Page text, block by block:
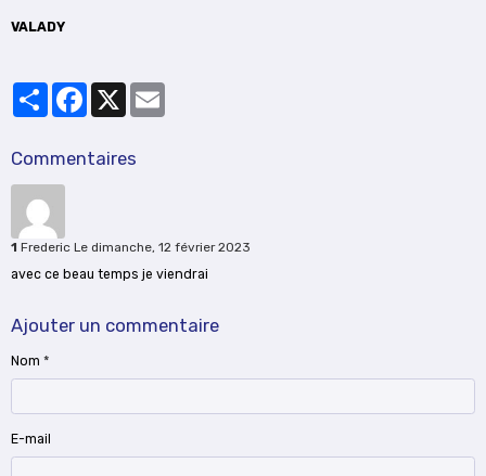
VALADY
PartagerFacebook
X
Commentaires
1 Frederic Le dimanche, 12 février 2023
avec ce beau temps je viendrai
Ajouter un commentaire
Nom
E-mail